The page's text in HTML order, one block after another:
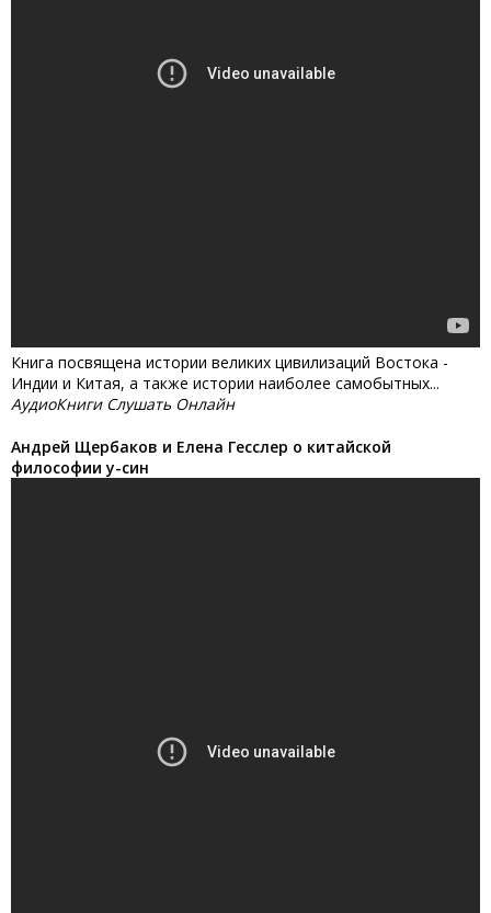
Книга посвящена истории великих цивилизаций Востока -
Индии и Китая, а также истории наиболее самобытных...
АудиоКниги Слушать Онлайн
Андрей Щербаков и Елена Гесслер о китайской
философии у-син